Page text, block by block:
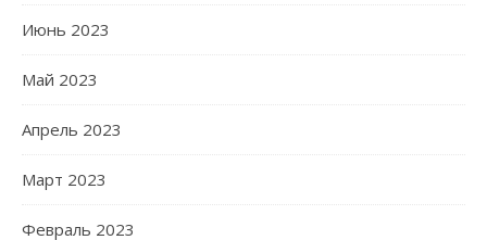
Июнь 2023
Май 2023
Апрель 2023
Март 2023
Февраль 2023